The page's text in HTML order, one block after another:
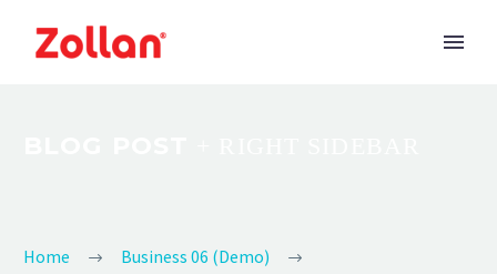
Home
Business 06 (Demo)